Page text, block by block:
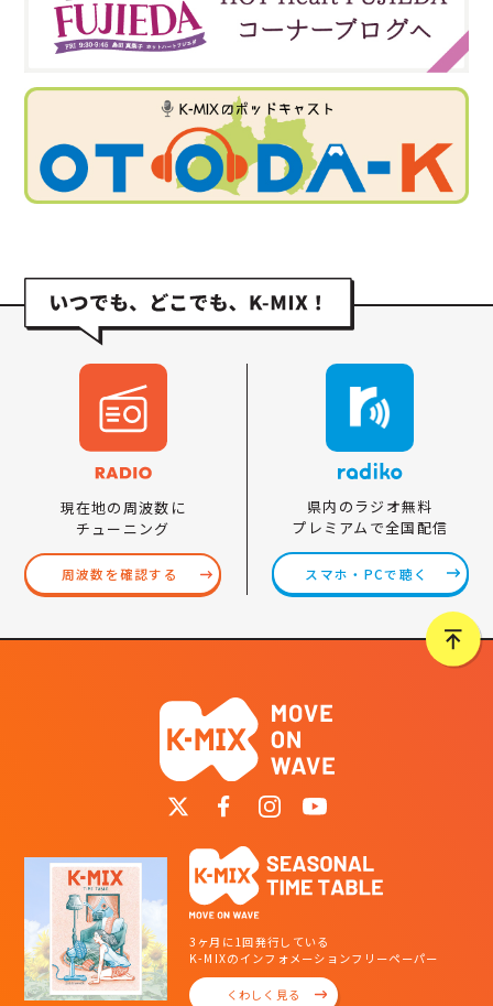
現在地の周波数に
チューニング
周波数を確認する
県内のラジオ無料
プレミアムで全国配信
スマホ・PCで聴く
3ヶ月に1回発行している
K-MIXのインフォメーションフリーペーパー
くわしく見る